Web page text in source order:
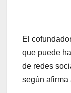
El
que puede
de redes
según afirma